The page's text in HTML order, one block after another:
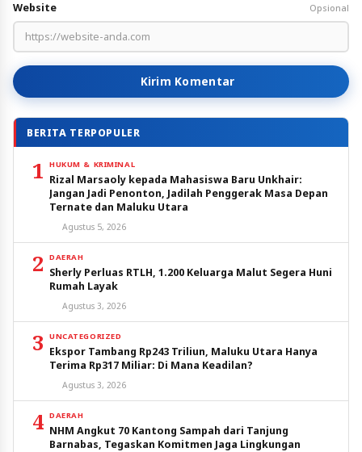
Website Opsional
Kirim Komentar
BERITA TERPOPULER
1 HUKUM & KRIMINAL
Rizal Marsaoly kepada Mahasiswa Baru Unkhair:
Jangan Jadi Penonton, Jadilah Penggerak Masa Depan
Ternate dan Maluku Utara
Agustus 5, 2026
2 DAERAH
Sherly Perluas RTLH, 1.200 Keluarga Malut Segera Huni
Rumah Layak
Agustus 3, 2026
3 UNCATEGORIZED
Ekspor Tambang Rp243 Triliun, Maluku Utara Hanya
Terima Rp317 Miliar: Di Mana Keadilan?
Agustus 3, 2026
4 DAERAH
NHM Angkut 70 Kantong Sampah dari Tanjung
Barnabas, Tegaskan Komitmen Jaga Lingkungan